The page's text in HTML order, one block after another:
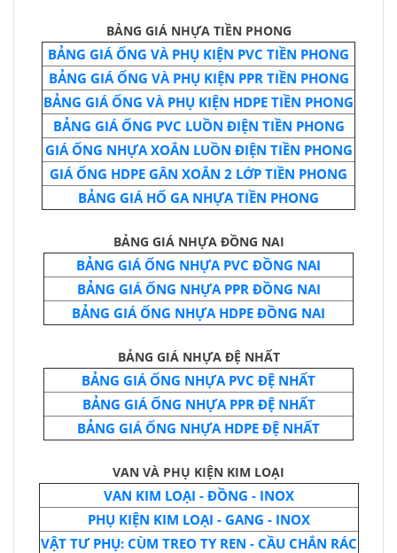
BẢNG GIÁ NHỰA TIỀN PHONG
BẢNG GIÁ ỐNG VÀ PHỤ KIỆN PVC TIỀN PHONG
BẢNG GIÁ ỐNG VÀ PHỤ KIỆN PPR TIỀN PHONG
BẢNG GIÁ ỐNG VÀ PHỤ KIỆN HDPE TIỀN PHONG
BẢNG GIÁ ỐNG PVC LUỒN ĐIỆN TIỀN PHONG
GIÁ ỐNG NHỰA XOẮN LUỒN ĐIỆN TIỀN PHONG
GIÁ ỐNG HDPE GÂN XOẮN 2 LỚP TIỀN PHONG
BẢNG GIÁ HỐ GA NHỰA TIỀN PHONG
BẢNG GIÁ NHỰA ĐỒNG NAI
BẢNG GIÁ ỐNG NHỰA PVC ĐỒNG NAI
BẢNG GIÁ ỐNG NHỰA PPR ĐỒNG NAI
BẢNG GIÁ ỐNG NHỰA HDPE ĐỒNG NAI
BẢNG GIÁ NHỰA ĐỆ NHẤT
BẢNG GIÁ ỐNG NHỰA PVC ĐỆ NHẤT
BẢNG GIÁ ỐNG NHỰA PPR ĐỆ NHẤT
BẢNG GIÁ ỐNG NHỰA HDPE ĐỆ NHẤT
VAN VÀ PHỤ KIỆN KIM LOẠI
VAN KIM LOẠI - ĐỒNG - INOX
PHỤ KIỆN KIM LOẠI - GANG - INOX
VẬT TƯ PHỤ: CÙM TREO TY REN - CẦU CHẮN RÁC